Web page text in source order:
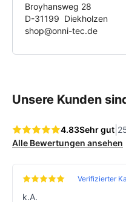
Broyhansweg 28
D-31199 Diekholzen
shop@onni-tec.de
Unsere Kunden
4.83Sehr gut
Alle Bewertungen ansehen
Verifizierter
k.A.